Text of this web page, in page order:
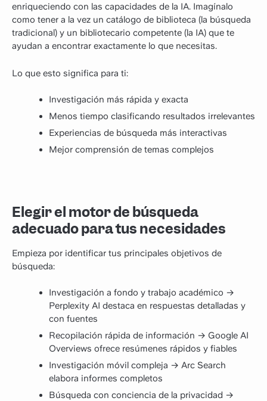
enriqueciendo con las capacidades de la IA. Imagínalo
como tener a la vez un catálogo de biblioteca (la búsqueda
tradicional) y un bibliotecario competente (la IA) que te
ayudan a encontrar exactamente lo que necesitas.
Lo que esto significa para ti:
Investigación más rápida y exacta
Menos tiempo clasificando resultados irrelevantes
Experiencias de búsqueda más interactivas
Mejor comprensión de temas complejos
Elegir el motor de búsqueda
adecuado para tus necesidades
Empieza por identificar tus principales objetivos de
búsqueda:
Investigación a fondo y trabajo académico →
Perplexity AI destaca en respuestas detalladas y
con fuentes
Recopilación rápida de información → Google AI
Overviews ofrece resúmenes rápidos y fiables
Investigación móvil compleja → Arc Search
elabora informes completos
Búsqueda con conciencia de la privacidad →